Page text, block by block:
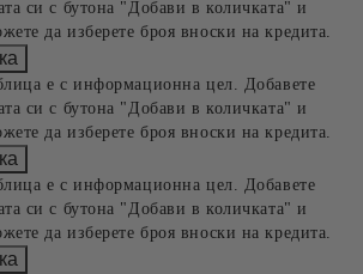
си с бутона "Добави в количката" и
да изберете броя вноски на кредита.
е с информационна цел. Добавете
си с бутона "Добави в количката" и
да изберете броя вноски на кредита.
е с информационна цел. Добавете
си с бутона "Добави в количката" и
да изберете броя вноски на кредита.